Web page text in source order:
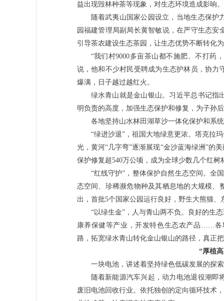
益出现毁林种茶等现象，对生态环境造成影响。
随着武夷山国家公园设立，当地生态保
园福建管理局副局长黄智敏说，在严守生态
引导茶农建设生态茶园，让生态优势不断转化
“我们村9000多亩茶山都不施肥、不打药
说，他和不少村民受聘成为生态护林员，协
爆满，日子越过越红火。
绿水青山就是金山银山。习近平总书记指
明负责的高度，加强生态保护和修复，为子孙
各地坚持山水林田湖草沙一体化保护和系
“绿进沙退”，祖国大地绿意更浓。塔克拉
光，黄河“几字弯”逐渐展现“金沙蓝海绿洲”的
保护修复超540万公顷，成为全球少数几个红树
“红线守护”，整体保护自然生态空间。全
态空间、珍稀濒危物种及其栖息地的大规模
出，首批5个国家公园运行良好，野生大熊猫
“以绿生金”，人与青山两不负。良好的生
康养保健等产业，开发特色生态农产品……各
路，拓宽绿水青山转化金山银山的路径，真正
“厚植
一块电池，讲述着坚持绿色低碳发展的探
随着新能源汽车兴起，动力电池退役潮
废旧电池回收行业。依托独创的定向循环技术